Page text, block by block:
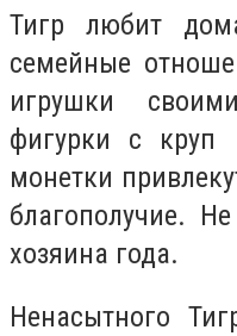
Тигр любит
семейные
игрушки
фигурки с круп
монетки
благополучие.
хозяина года.
Ненасытного